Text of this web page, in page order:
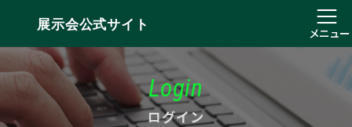
展示会公式サイト
メニュー
Login
ログイン